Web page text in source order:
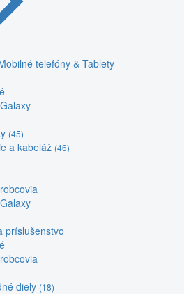
telefóny & Tablety
(45)
a kabeláž (46)
príslušenstvo
diely (18)